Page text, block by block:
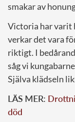
smakar av
Victoria har varit
verkar det vara
riktigt. I
såg vi
Själva klädseln
LÄS MER:
död